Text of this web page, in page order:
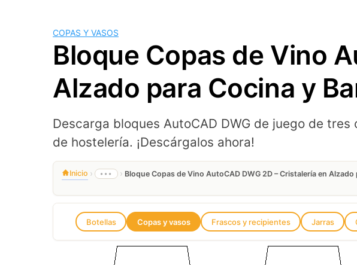
COPAS Y VASOS
Bloque Copas de Vino
Alzado para Cocina y
Descarga bloques AutoCAD DWG de juego de
de hostelería. ¡Descárgalos ahora!
Inicio › ••• › Bloque Copas de Vino AutoCAD DWG 2D – Cristalería en Alzado
Botellas Copas y vasos Frascos y recipientes Jarras